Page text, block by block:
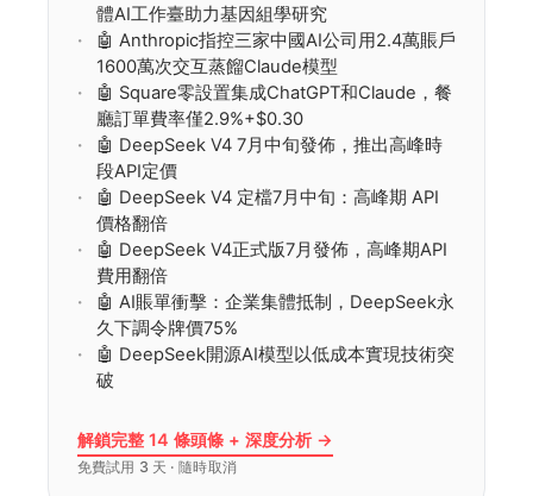
體AI工作臺助力基因組學研究
🤖 Anthropic指控三家中國AI公司用2.4萬賬戶
1600萬次交互蒸餾Claude模型
🤖 Square零設置集成ChatGPT和Claude，餐
廳訂單費率僅2.9%+$0.30
🤖 DeepSeek V4 7月中旬發佈，推出高峰時
段API定價
🤖 DeepSeek V4 定檔7月中旬：高峰期 API
價格翻倍
🤖 DeepSeek V4正式版7月發佈，高峰期API
費用翻倍
🤖 AI賬單衝擊：企業集體抵制，DeepSeek永
久下調令牌價75%
🤖 DeepSeek開源AI模型以低成本實現技術突
破
解鎖完整 14 條頭條 + 深度分析 →
免費試用 3 天 · 隨時取消